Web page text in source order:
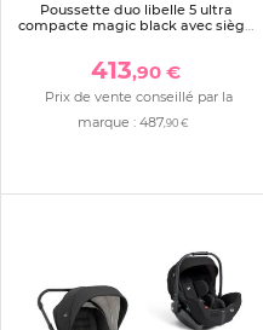
Poussette duo libelle 5 ultra
compacte magic black avec siège
413,90 €
Prix de vente conseillé par la
marque :487,90 €